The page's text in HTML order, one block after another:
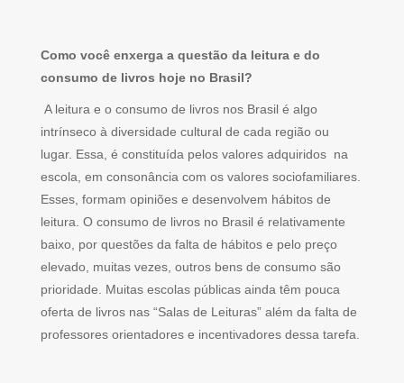
Como você enxerga a questão da leitura e do
consumo de livros hoje no Brasil?
A leitura e o consumo de livros nos Brasil é algo
intrínseco à diversidade cultural de cada região ou
lugar. Essa, é constituída pelos valores adquiridos na
escola, em consonância com os valores sociofamiliares.
Esses, formam opiniões e desenvolvem hábitos de
leitura. O consumo de livros no Brasil é relativamente
baixo, por questões da falta de hábitos e pelo preço
elevado, muitas vezes, outros bens de consumo são
prioridade. Muitas escolas públicas ainda têm pouca
oferta de livros nas “Salas de Leituras” além da falta de
professores orientadores e incentivadores dessa tarefa.